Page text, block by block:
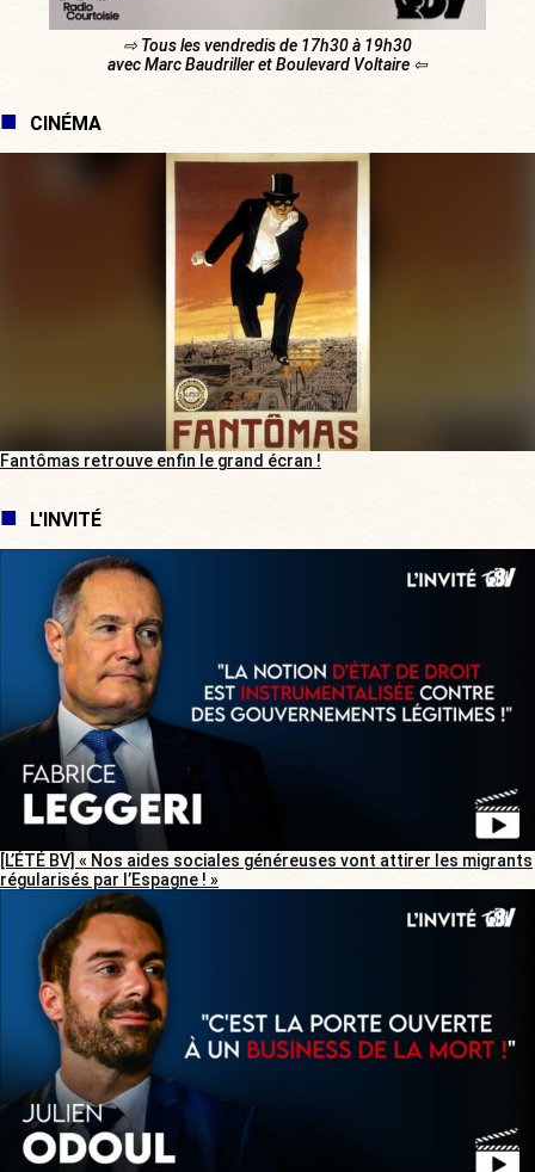
⇨ Tous les vendredis de 17h30 à 19h30
avec Marc Baudriller et Boulevard Voltaire ⇦
CINÉMA
Fantômas retrouve enfin le grand écran !
L'INVITÉ
[L’ÉTÉ BV] « Nos aides sociales généreuses vont attirer les migrants
régularisés par l’Espagne ! »